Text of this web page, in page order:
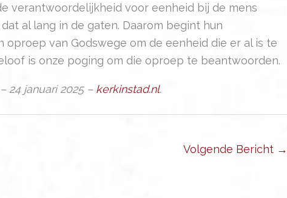
verantwoordelijkheid voor eenheid bij de mens
al lang in de gaten. Daarom begint hun
oproep van Godswege om de eenheid die er al is te
is onze poging om die oproep te beantwoorden.
24 januari 2025 – kerkinstad.nl.
Volgende Bericht →